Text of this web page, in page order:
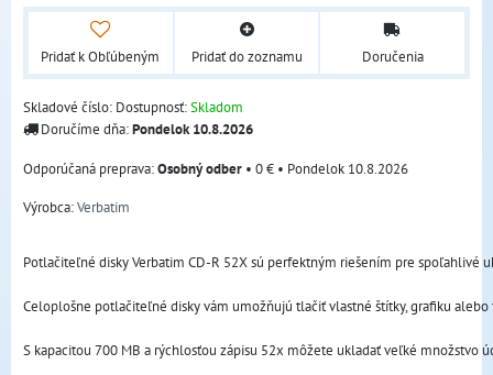
Pridať k Obľúbeným Pridať do zoznamu Doručenia
Skladové číslo: Dostupnosť:Skladom
Doručíme dňa:Pondelok 10.8.2026
Osobný odber • 0 € • Pondelok 10.8.2026
Výrobca:Verbatim
Potlačiteľné disky Verbatim CD-R 52X sú perfektným riešením pre spoľahlivé
Celoplošne potlačiteľné disky vám umožňujú tlačiť vlastné štítky, grafiku
S kapacitou 700 MB a rýchlosťou zápisu 52x môžete ukladať veľké množstvo